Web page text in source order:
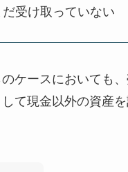
受け取っていない
ケースにおいても
て現金以外の資産